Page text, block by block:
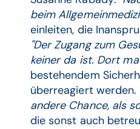
beim
einleiten, die
"Der Zugang zum
keiner da ist. Dort
bestehendem
überreagiert werden.
andere Chance, als
die sonst auch